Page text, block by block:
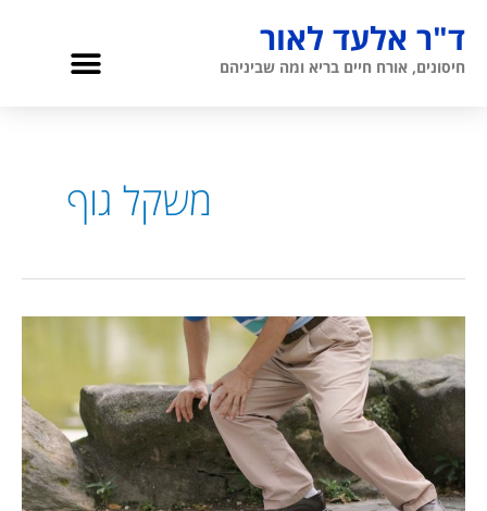
לתוכןד"ר אלעד לאור
חיסונים, אורח חיים בריא ומה שביניהם תפריט
משקל גוף
הקשר
שבין
אוסטאופורוזיס
לשבר
בצוואר
הירך